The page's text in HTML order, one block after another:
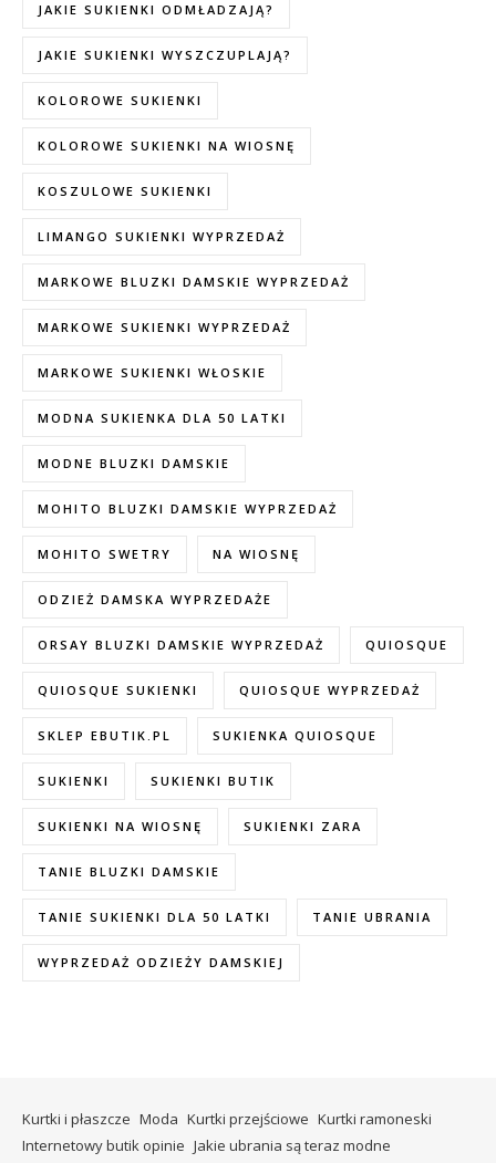
JAKIE SUKIENKI ODMŁADZAJĄ?
JAKIE SUKIENKI WYSZCZUPLAJĄ?
KOLOROWE SUKIENKI
KOLOROWE SUKIENKI NA WIOSNĘ
KOSZULOWE SUKIENKI
LIMANGO SUKIENKI WYPRZEDAŻ
MARKOWE BLUZKI DAMSKIE WYPRZEDAŻ
MARKOWE SUKIENKI WYPRZEDAŻ
MARKOWE SUKIENKI WŁOSKIE
MODNA SUKIENKA DLA 50 LATKI
MODNE BLUZKI DAMSKIE
MOHITO BLUZKI DAMSKIE WYPRZEDAŻ
MOHITO SWETRY NA WIOSNĘ
ODZIEŻ DAMSKA WYPRZEDAŻE
ORSAY BLUZKI DAMSKIE WYPRZEDAŻ QUIOSQUE
QUIOSQUE SUKIENKI QUIOSQUE WYPRZEDAŻ
SKLEP EBUTIK.PL SUKIENKA QUIOSQUE
SUKIENKI SUKIENKI BUTIK
SUKIENKI NA WIOSNĘ SUKIENKI ZARA
TANIE BLUZKI DAMSKIE
TANIE SUKIENKI DLA 50 LATKI TANIE UBRANIA
WYPRZEDAŻ ODZIEŻY DAMSKIEJ
Kurtki i płaszcze Moda Kurtki przejściowe Kurtki ramoneski
Internetowy butik opinie Jakie ubrania są teraz modne